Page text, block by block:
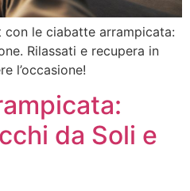
le ciabatte arrampicata:
Rilassati e recupera in
l’occasione!
da Soli e